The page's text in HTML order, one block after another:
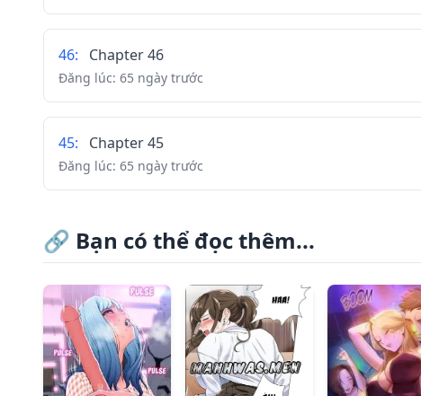
46: Chapter 46
Đăng lúc: 65 ngày trước
45: Chapter 45
Đăng lúc: 65 ngày trước
44 : Chapter 44
Đăng lúc: 65 ngày trước
43 : Chapter 43
Đăng lúc:65 ngày trước
🔗 Bạn có thể đọc thêm...